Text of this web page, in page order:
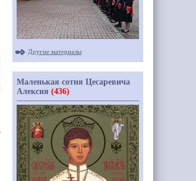
Другие материалы
Маленькая сотня Цесаревича
Алексия (436)